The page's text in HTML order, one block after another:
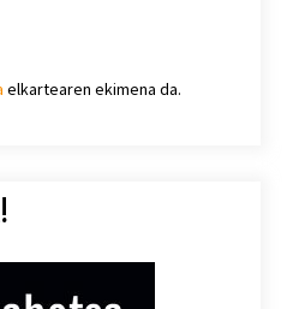
elkartearen ekimena da.